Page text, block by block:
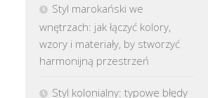
Styl marokański we
wnętrzach: jak łączyć kolory,
wzory i materiały, by stworzyć
harmonijną przestrzeń
Styl kolonialny: typowe błędy